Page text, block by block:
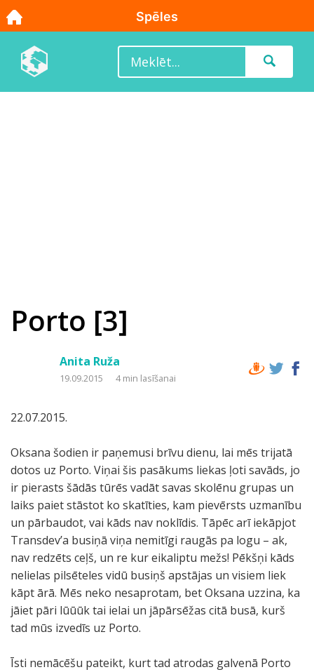
Porto [3]
Anita Ruža
19.09.2015 4 min lasīšanai
22.07.2015.
Oksana šodien ir paņemusi brīvu dienu, lai mēs trijatā
dotos uz Porto. Viņai šis pasākums liekas ļoti savāds, jo
ir pierasts šādās tūrēs vadāt savas skolēnu grupas un
laiks paiet stāstot ko skatīties, kam pievērsts uzmanību
un pārbaudot, vai kāds nav noklīdis. Tāpēc arī iekāpjot
Transdev’a busiņā viņa nemitīgi raugās pa logu – ak,
nav redzēts ceļš, un re kur eikaliptu mežs! Pēkšņi kāds
nelielas pilsēteles vidū busiņš apstājas un visiem liek
kāpt ārā. Mēs neko nesaprotam, bet Oksana uzzina, ka
jāiet pāri lūūūk tai ielai un jāpārsēžas citā busā, kurš
tad mūs izvedīs uz Porto.
Īsti nemācēšu pateikt, kurt tad atrodas galvenā Porto